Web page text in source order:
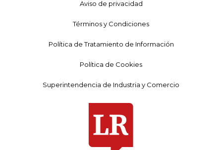
Aviso de privacidad
Términos y Condiciones
Política de Tratamiento de Información
Política de Cookies
Superintendencia de Industria y Comercio